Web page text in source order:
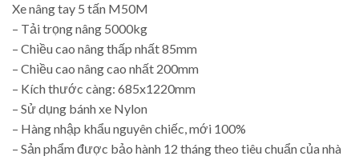
Xe nâng tay 5 tấn M50M
– Tải trọng nâng 5000kg
– Chiều cao nâng thấp nhất 85mm
– Chiều cao nâng cao nhất 200mm
– Kích thước càng: 685x1220mm
– Sử dụng bánh xe Nylon
– Hàng nhập khẩu nguyên chiếc, mới 100%
– Sản phẩm được bảo hành 12 tháng theo tiêu chuẩn của nhà